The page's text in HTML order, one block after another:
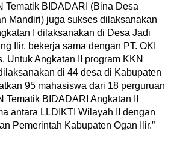
Tematik BIDADARI (Bina Desa
Mandiri) juga sukses dilaksanakan
I dilaksanakan di Desa Jadi
Ilir, bekerja sama dengan PT. OKI
Untuk Angkatan II program KKN
di 44 desa di Kabupaten
95 mahasiswa dari 18 perguruan
Tematik BIDADARI Angkatan II
antara LLDIKTI Wilayah II dengan
Pemerintah Kabupaten Ogan Ilir.”